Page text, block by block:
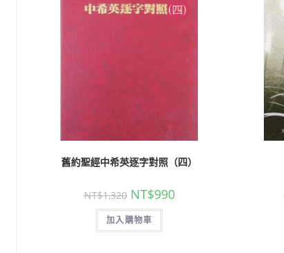
舊約聖經中希英逐字對照（四）
NT$1,320 NT$990
加入購物車